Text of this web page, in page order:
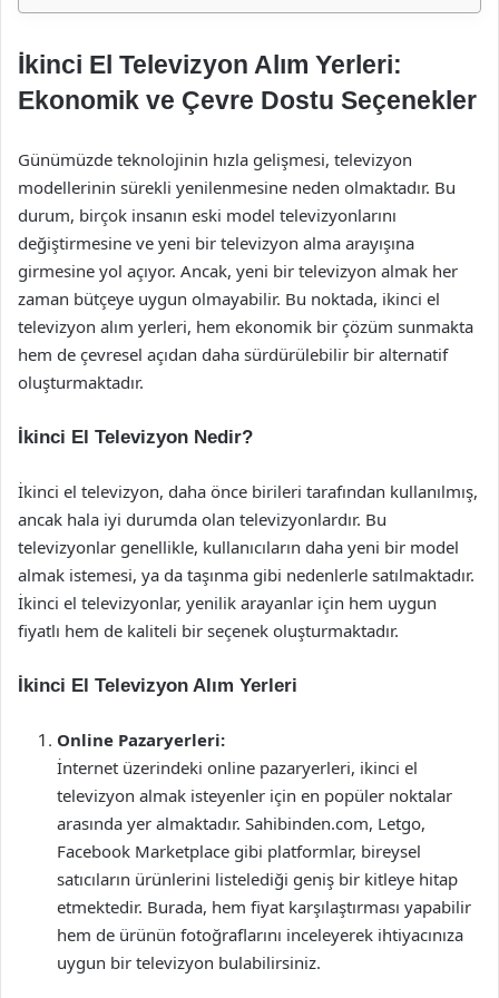
İkinci El Televizyon Alım Yerleri:
Ekonomik ve Çevre Dostu Seçenekler
Günümüzde teknolojinin hızla gelişmesi, televizyon
modellerinin sürekli yenilenmesine neden olmaktadır. Bu
durum, birçok insanın eski model televizyonlarını
değiştirmesine ve yeni bir televizyon alma arayışına
girmesine yol açıyor. Ancak, yeni bir televizyon almak her
zaman bütçeye uygun olmayabilir. Bu noktada, ikinci el
televizyon alım yerleri, hem ekonomik bir çözüm sunmakta
hem de çevresel açıdan daha sürdürülebilir bir alternatif
oluşturmaktadır.
İkinci El Televizyon Nedir?
İkinci el televizyon, daha önce birileri tarafından kullanılmış,
ancak hala iyi durumda olan televizyonlardır. Bu
televizyonlar genellikle, kullanıcıların daha yeni bir model
almak istemesi, ya da taşınma gibi nedenlerle satılmaktadır.
İkinci el televizyonlar, yenilik arayanlar için hem uygun
fiyatlı hem de kaliteli bir seçenek oluşturmaktadır.
İkinci El Televizyon Alım Yerleri
Online Pazaryerleri:
İnternet üzerindeki online pazaryerleri, ikinci el
televizyon almak isteyenler için en popüler noktalar
arasında yer almaktadır. Sahibinden.com, Letgo,
Facebook Marketplace gibi platformlar, bireysel
satıcıların ürünlerini listelediği geniş bir kitleye hitap
etmektedir. Burada, hem fiyat karşılaştırması yapabilir
hem de ürünün fotoğraflarını inceleyerek ihtiyacınıza
uygun bir televizyon bulabilirsiniz.